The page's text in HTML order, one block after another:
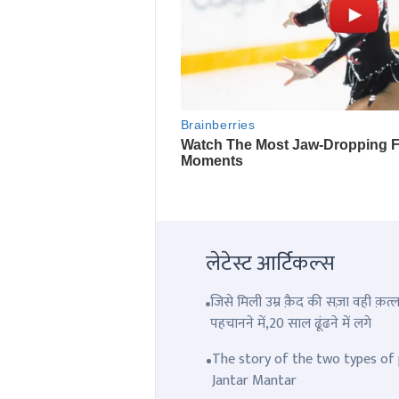
लेटेस्ट आर्टिकल्स
जिसे मिली उम्र क़ैद की सज़ा वही
पहचानने में,20 साल ढूंढने में लगे
The story of the two types of
Jantar Mantar